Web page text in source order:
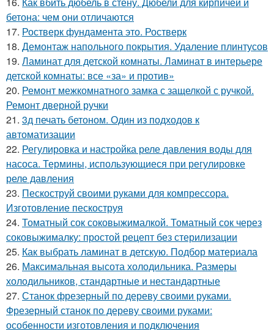
бетона: чем они отличаются
17. Ростверк фундамента это. Ростверк
18. Демонтаж напольного покрытия. Удаление плинтусов
19. Ламинат для детской комнаты. Ламинат в интерьере
детской комнаты: все «за» и против»
20. Ремонт межкомнатного замка с защелкой с ручкой.
Ремонт дверной ручки
21. 3д печать бетоном. Один из подходов к
автоматизации
22. Регулировка и настройка реле давления воды для
насоса. Термины, использующиеся при регулировке
реле давления
23. Пескоструй своими руками для компрессора.
Изготовление пескоструя
24. Томатный сок соковыжималкой. Томатный сок через
соковыжималку: простой рецепт без стерилизации
25. Как выбрать ламинат в детскую. Подбор материала
26. Максимальная высота холодильника. Размеры
холодильников, стандартные и нестандартные
27. Станок фрезерный по дереву своими руками.
Фрезерный станок по дереву своими руками:
особенности изготовления и подключения